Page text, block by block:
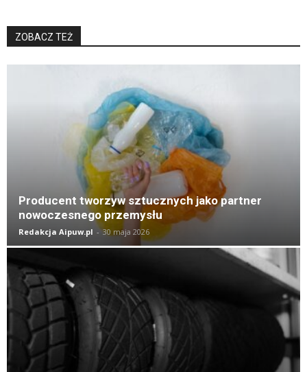
ZOBACZ TEŻ
Producent tworzyw sztucznych jako partner
nowoczesnego przemysłu
Redakcja Aipuw.pl - 30 maja 2026